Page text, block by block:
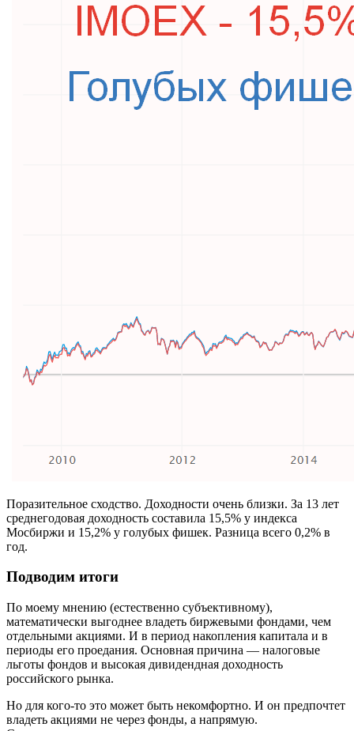
Поразительное сходство. Доходности очень близки. За 13 лет
среднегодовая доходность составила 15,5% у индекса
Мосбиржи и 15,2% у голубых фишек. Разница всего 0,2% в
год.
Подводим итоги
По моему мнению (естественно субъективному),
математически выгоднее владеть биржевыми фондами, чем
отдельными акциями. И в период накопления капитала и в
периоды его проедания. Основная причина — налоговые
льготы фондов и высокая дивидендная доходность
российского рынка.
Но для кого-то это может быть некомфортно. И он предпочтет
владеть акциями не через фонды, а напрямую.